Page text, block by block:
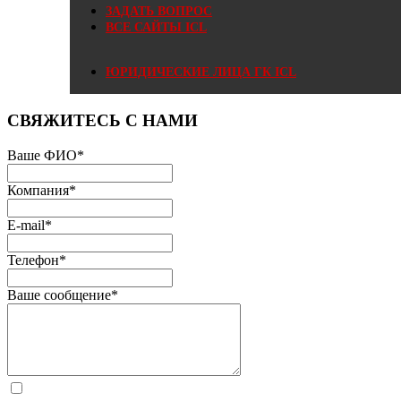
ЗАДАТЬ ВОПРОС
ВСЕ САЙТЫ ICL
ЮРИДИЧЕСКИЕ ЛИЦА ГК ICL
СВЯЖИТЕСЬ С НАМИ
Ваше ФИО*
Компания*
E-mail*
Телефон*
Ваше сообщение*